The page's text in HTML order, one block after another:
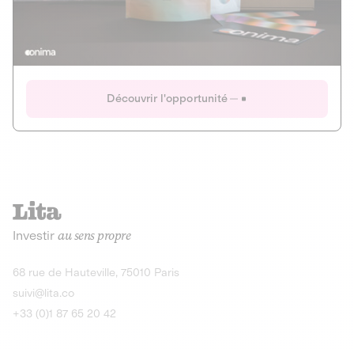
IR 50% JEIR
Découvrir l'opportunité
Ouverture imminente
Onima
CAPITAL INVESTISSEMENT MIEUX MANGER
AGRICULTURE ET ALIMENTATION
Actions
Gain potentiel
Découvrir l'opportunité
Investir au sens propre
68 rue de Hauteville, 75010 Paris
suivi@lita.co
+33 (0)1 87 65 20 42